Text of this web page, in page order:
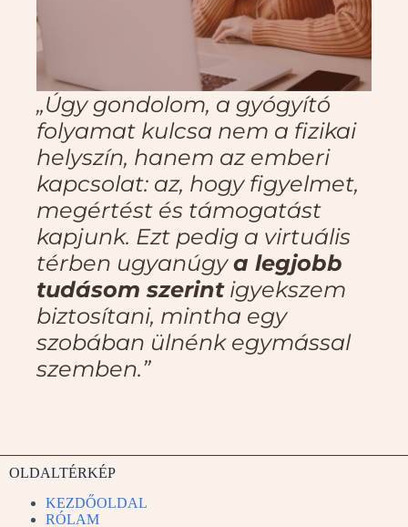
„Úgy gondolom, a gyógyító
folyamat kulcsa nem a fizikai
helyszín, hanem az emberi
kapcsolat: az, hogy figyelmet,
megértést és támogatást
kapjunk. Ezt pedig a virtuális
térben ugyanúgya legjobb
tudásom szerintigyekszem
biztosítani, mintha egy
szobában ülnénk egymással
szemben.”
OLDALTÉRKÉP
KEZDŐOLDAL
RÓLAM